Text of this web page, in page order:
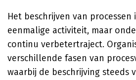
Het beschrijven van processen
eenmalige activiteit, maar
continu verbetertraject.
verschillende fasen van
waarbij de beschrijving steeds